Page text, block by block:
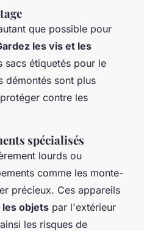
que possible pour
les vis et les
sacs étiquetés pour le
démontés sont plus
contre les
spécialisés
lourds ou
comme les monte-
précieux. Ces appareils
objets par l'extérieur
les risques de